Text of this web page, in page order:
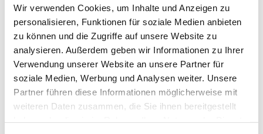
Wir verwenden Cookies, um Inhalte und Anzeigen zu
personalisieren, Funktionen für soziale Medien anbieten
zu können und die Zugriffe auf unsere Website zu
analysieren. Außerdem geben wir Informationen zu Ihrer
Verwendung unserer Website an unsere Partner für
soziale Medien, Werbung und Analysen weiter. Unsere
Partner führen diese Informationen möglicherweise mit
weiteren Daten zusammen, die Sie ihnen bereitgestellt
Umgebungstemperatur -25…50 °C
Montage Wand
Abmessungen, außen
120x40x112 mm